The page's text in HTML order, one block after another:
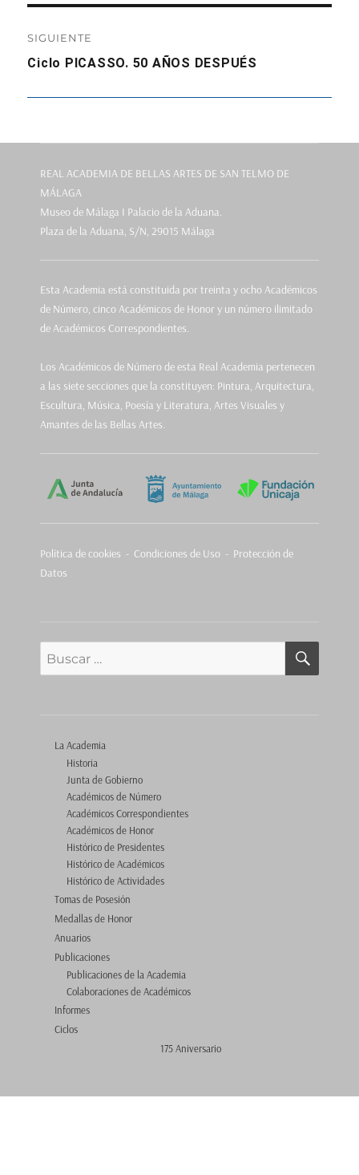
SIGUIENTE
Entrada
Ciclo PICASSO. 50 AÑOS DESPUÉS
REAL ACADEMIA DE BELLAS ARTES DE SAN TELMO DE
MÁLAGA
Museo de Málaga I Palacio de la Aduana.
Plaza de la Aduana, S/N, 29015 Málaga
Esta Academia está constituida por treinta y ocho Académicos
de Número, cinco Académicos de Honor y un número ilimitado
de Académicos Correspondientes.
Los Académicos de Número de esta Real Academia pertenecen
a las siete secciones que la constituyen: Pintura, Arquitectura,
Escultura, Música, Poesía y Literatura, Artes Visuales y
Amantes de las Bellas Artes.
Política de cookies - Condiciones de Uso - Protección de
Datos
Buscar
La Academia
Historia
Junta de Gobierno
Académicos de Número
Académicos Correspondientes
Académicos de Honor
Histórico de Presidentes
Histórico de Académicos
Histórico de Actividades
Tomas de Posesión
Medallas de Honor
Anuarios
Publicaciones
Publicaciones de la Academia
Colaboraciones de Académicos
Informes
Ciclos
175 Aniversario